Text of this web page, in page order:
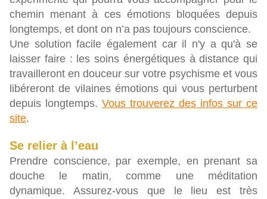
chemin menant à ces émotions bloquées depuis
longtemps, et dont on n’a pas toujours conscience.
Une solution facile également car il n'y a qu'à se
laisser faire : les soins énergétiques à distance qui
travailleront en douceur sur votre psychisme et vous
libéreront de vilaines émotions qui vous perturbent
depuis longtemps. Vous trouverez des infos sur ce
site.
Se relier à l’eau
Prendre conscience, par exemple, en prenant sa
douche le matin, comme une méditation
dynamique. Assurez-vous que le lieu est très